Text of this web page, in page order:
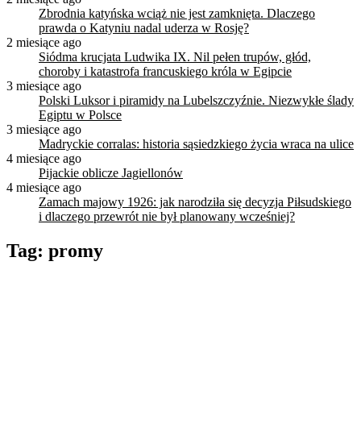
Zbrodnia katyńska wciąż nie jest zamknięta. Dlaczego
prawda o Katyniu nadal uderza w Rosję?
2 miesiące ago
Siódma krucjata Ludwika IX. Nil pełen trupów, głód,
choroby i katastrofa francuskiego króla w Egipcie
3 miesiące ago
Polski Luksor i piramidy na Lubelszczyźnie. Niezwykłe ślady
Egiptu w Polsce
3 miesiące ago
Madryckie corralas: historia sąsiedzkiego życia wraca na ulice
4 miesiące ago
Pijackie oblicze Jagiellonów
4 miesiące ago
Zamach majowy 1926: jak narodziła się decyzja Piłsudskiego
i dlaczego przewrót nie był planowany wcześniej?
Tag: promy